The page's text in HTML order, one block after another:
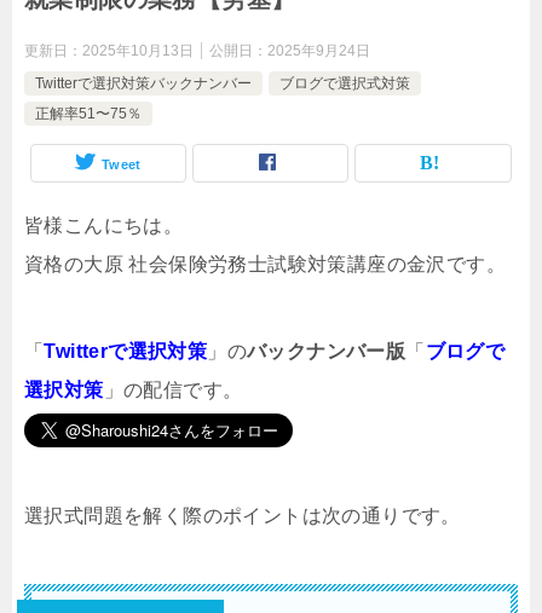
更新日： 2025年10月13日 公開日： 2025年9月24日
Twitterで選択対策バックナンバー
ブログで選択式対策
正解率51〜75％
Tweet
皆様こんにちは。
資格の大原 社会保険労務士試験対策講座の金沢です。
「Twitterで選択対策 」のバックナンバー版 「 ブログで
選択対策 」の配信です。
選択式問題を解く際のポイントは次の通りです。